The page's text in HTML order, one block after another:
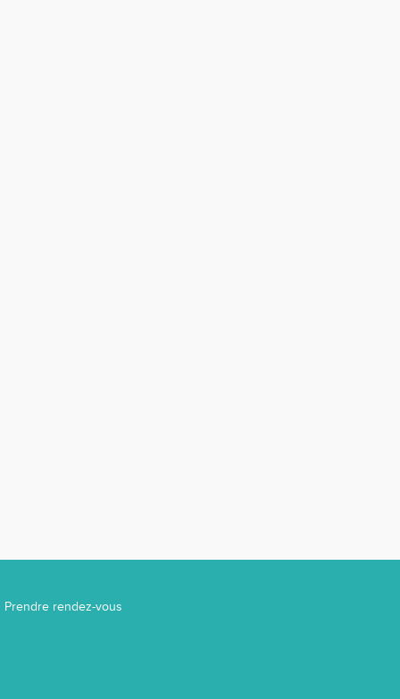
Prendre rendez-vous